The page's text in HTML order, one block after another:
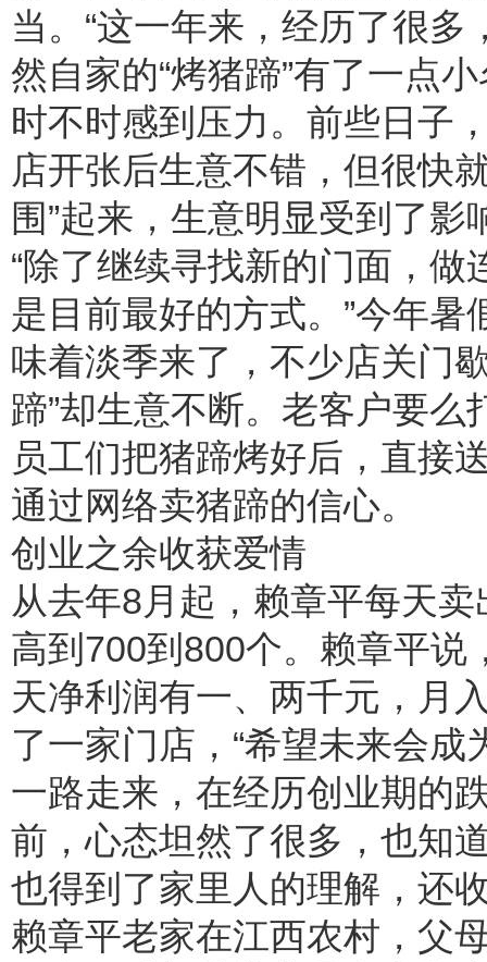
当。“这一年来，经历了很
然自家的“烤猪蹄”有了一点
时不时感到压力。前些日子
店开张后生意不错，但很快
围”起来，生意明显受到了影
“除了继续寻找新的门面，
是目前最好的方式。”今年
味着淡季来了，不少店关门
蹄”却生意不断。老客户要
员工们把猪蹄烤好后，直接
通过网络卖猪蹄的信心。
创业之余收获爱情
从去年8月起，赖章平每天
高到700到800个。赖章平说
天净利润有一、两千元，月
了一家门店，“希望未来会成
一路走来，在经历创业期的
前，心态坦然了很多，也知
也得到了家里人的理解，还
赖章平老家在江西农村，父